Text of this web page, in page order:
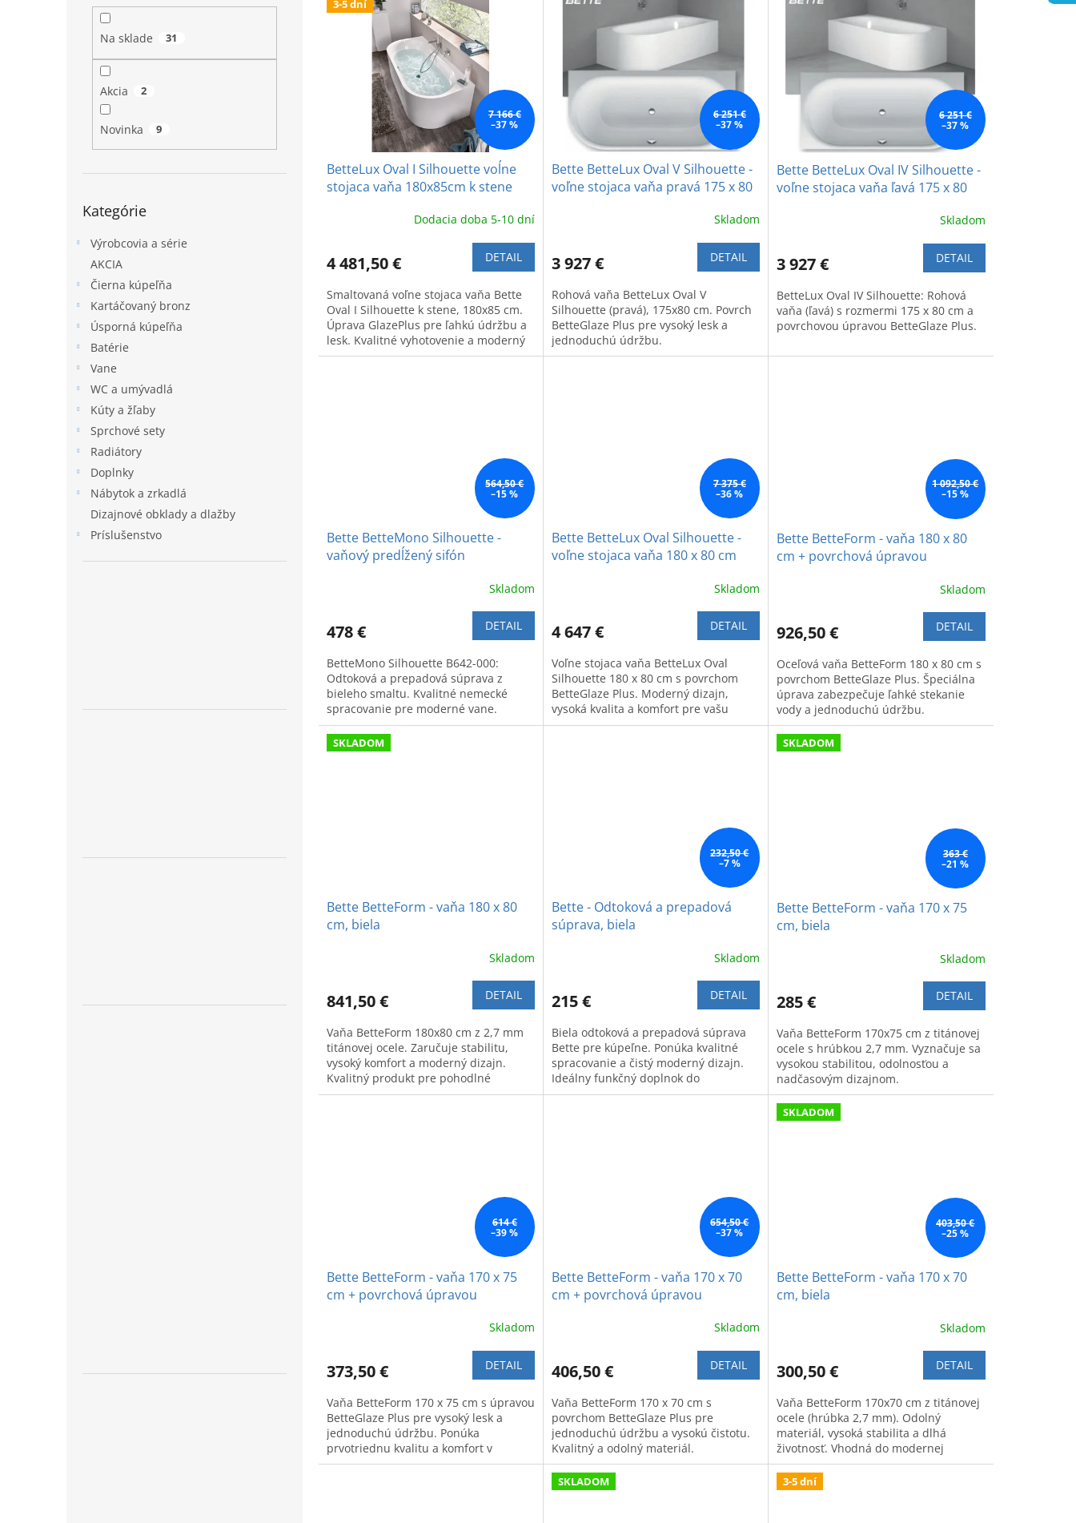
Na sklade 31
Akcia 2
Novinka 9
kategórie
Kategórie
Výrobcovia a série
AKCIA
Čierna kúpeľňa
Kartáčovaný bronz
Úsporná kúpeľňa
Batérie
Vane
WC a umývadlá
Kúty a žľaby
Sprchové sety
Radiátory
Doplnky
Nábytok a zrkadlá
Dizajnové obklady a dlažby
Príslušenstvo
3-5 dní
7 166 €
–37 %
BetteLux Oval I Silhouette voĺne
stojaca vaňa 180x85cm k stene
Dodacia doba 5-10 dní
4 481,50 € DETAIL
Smaltovaná voľne stojaca vaňa Bette
Oval I Silhouette k stene, 180x85 cm.
Úprava GlazePlus pre ľahkú údržbu a
lesk. Kvalitné vyhotovenie a moderný
dizajn.
6 251 €
–37 %
Bette BetteLux Oval V Silhouette -
voľne stojaca vaňa pravá 175 x 80
Skladom
3 927 € DETAIL
Rohová vaňa BetteLux Oval V
Silhouette (pravá), 175x80 cm. Povrch
BetteGlaze Plus pre vysoký lesk a
jednoduchú údržbu.
6 251 €
–37 %
Bette BetteLux Oval IV Silhouette -
voľne stojaca vaňa ľavá 175 x 80
Skladom
3 927 € DETAIL
BetteLux Oval IV Silhouette: Rohová
vaňa (ľavá) s rozmermi 175 x 80 cm a
povrchovou úpravou BetteGlaze Plus.
564,50 €
–15 %
Bette BetteMono Silhouette -
vaňový predĺžený sifón
Skladom
478 € DETAIL
BetteMono Silhouette B642-000:
Odtoková a prepadová súprava z
bieleho smaltu. Kvalitné nemecké
spracovanie pre moderné vane.
7 375 €
–36 %
Bette BetteLux Oval Silhouette -
voľne stojaca vaňa 180 x 80 cm
Skladom
4 647 € DETAIL
Voľne stojaca vaňa BetteLux Oval
Silhouette 180 x 80 cm s povrchom
BetteGlaze Plus. Moderný dizajn,
vysoká kvalita a komfort pre vašu
kúpeľňu.
1 092,50 €
–15 %
Bette BetteForm - vaňa 180 x 80
cm + povrchová úpravou
Skladom
926,50 € DETAIL
Oceľová vaňa BetteForm 180 x 80 cm s
povrchom BetteGlaze Plus. Špeciálna
úprava zabezpečuje ľahké stekanie
vody a jednoduchú údržbu.
SKLADOM
Bette BetteForm - vaňa 180 x 80
cm, biela
Skladom
841,50 € DETAIL
Vaňa BetteForm 180x80 cm z 2,7 mm
titánovej ocele. Zaručuje stabilitu,
vysoký komfort a moderný dizajn.
Kvalitný produkt pre pohodlné
kúpanie.
232,50 €
–7 %
Bette - Odtoková a prepadová
súprava, biela
Skladom
215 € DETAIL
Biela odtoková a prepadová súprava
Bette pre kúpeľne. Ponúka kvalitné
spracovanie a čistý moderný dizajn.
Ideálny funkčný doplnok do
kúpeľňového interiéru.
SKLADOM
363 €
–21 %
Bette BetteForm - vaňa 170 x 75
cm, biela
Skladom
285 € DETAIL
Vaňa BetteForm 170x75 cm z titánovej
ocele s hrúbkou 2,7 mm. Vyznačuje sa
vysokou stabilitou, odolnosťou a
nadčasovým dizajnom.
614 €
–39 %
Bette BetteForm - vaňa 170 x 75
cm + povrchová úpravou
Skladom
373,50 € DETAIL
Vaňa BetteForm 170 x 75 cm s úpravou
BetteGlaze Plus pre vysoký lesk a
jednoduchú údržbu. Ponúka
prvotriednu kvalitu a komfort v
štýlovom vyhotovení.
654,50 €
–37 %
Bette BetteForm - vaňa 170 x 70
cm + povrchová úpravou
Skladom
406,50 € DETAIL
Vaňa BetteForm 170 x 70 cm s
povrchom BetteGlaze Plus pre
jednoduchú údržbu a vysokú čistotu.
Kvalitný a odolný materiál.
SKLADOM
403,50 €
–25 %
Bette BetteForm - vaňa 170 x 70
cm, biela
Skladom
300,50 € DETAIL
Vaňa BetteForm 170x70 cm z titánovej
ocele (hrúbka 2,7 mm). Odolný
materiál, vysoká stabilita a dlhá
životnosť. Vhodná do modernej
kúpeľne.
SKLADOM 3-5 dní